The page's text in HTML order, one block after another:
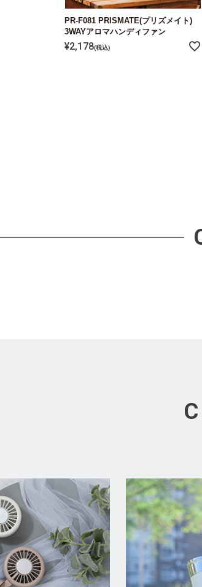
PR-F081 PRISMATE(プリズメイト)
3WAYアロマハンディファン
¥2,178 税込